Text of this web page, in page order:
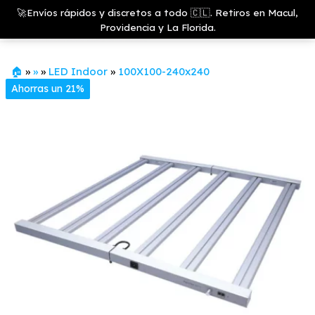
Saltar
contenido
🚀Envíos rápidos y discretos a todo 🇨🇱. Retiros en Macul,
Providencia y La Florida.
Growshop
& LED
Store
🏠 » » » LED Indoor » 100X100-240x240
Ahorras un 21%